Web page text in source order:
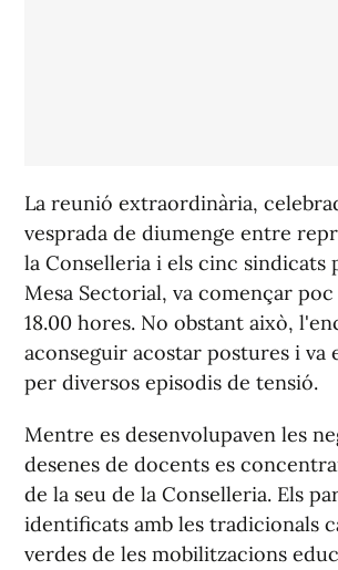
La reunió extraordinària,
vesprada de diumenge entre
la Conselleria i els cinc sindicats
Mesa Sectorial, va començar
18.00 hores. No obstant això,
aconseguir acostar postures i va
per diversos episodis de tensió.
Mentre es desenvolupaven les
desenes de docents es
de la seu de la Conselleria. Els
identificats amb les tradicionals
verdes de les mobilitzacions